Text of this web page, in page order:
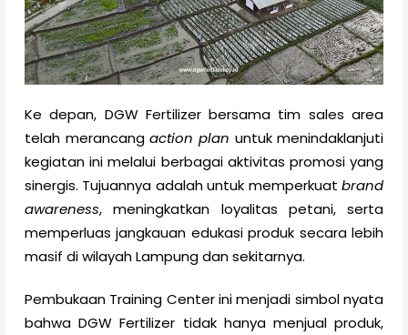
Ke depan, DGW Fertilizer bersama tim sales area
telah merancangaction plan untuk menindaklanjuti
kegiatan ini melalui berbagai aktivitas promosi yang
sinergis. Tujuannya adalah untuk memperkuatbrand
awareness, meningkatkan loyalitas petani, serta
memperluas jangkauan edukasi produk secara lebih
masif di wilayah Lampung dan sekitarnya.
Pembukaan Training Center ini menjadi simbol nyata
bahwa DGW Fertilizer tidak hanya menjual produk,